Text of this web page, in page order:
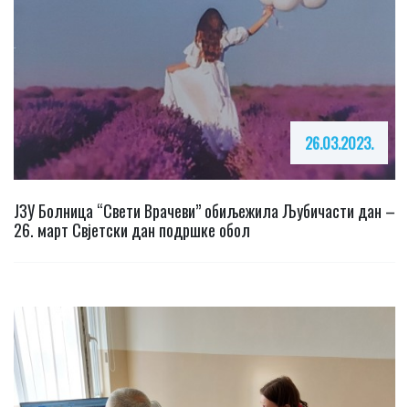
26.03.2023.
ЈЗУ Болница “Свети Врачеви” обиљежила Љубичасти дан –
26. март Свјетски дан подршке обол